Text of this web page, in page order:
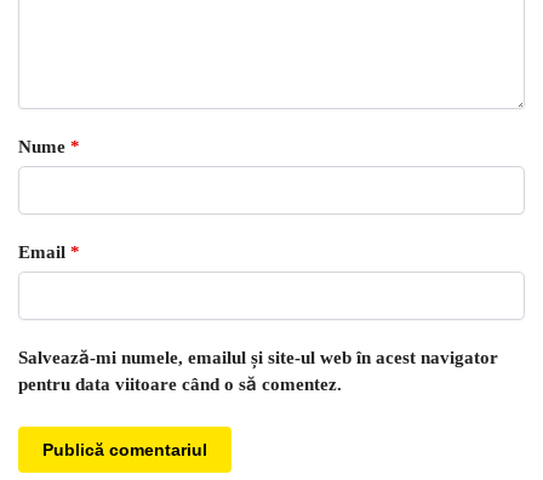
Nume *
Email *
Salvează-mi numele, emailul și site-ul web în acest navigator
pentru data viitoare când o să comentez.